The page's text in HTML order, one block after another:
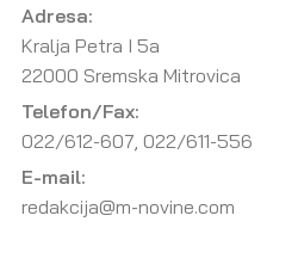
Adresa:
Kralja Petra I 5a
22000 Sremska Mitrovica
Telefon/Fax:
022/612-607, 022/611-556
E-mail:
redakcija@m-novine.com